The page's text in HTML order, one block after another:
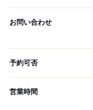
お問い合わせ
予約可否
営業時間